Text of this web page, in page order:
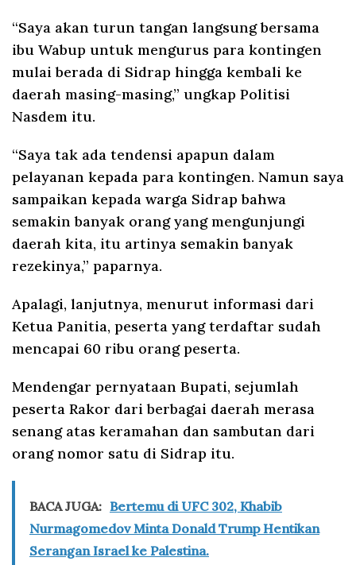
“Saya akan turun tangan langsung bersama
ibu Wabup untuk mengurus para kontingen
mulai berada di Sidrap hingga kembali ke
daerah masing-masing,” ungkap Politisi
Nasdem itu.
“Saya tak ada tendensi apapun dalam
pelayanan kepada para kontingen. Namun saya
sampaikan kepada warga Sidrap bahwa
semakin banyak orang yang mengunjungi
daerah kita, itu artinya semakin banyak
rezekinya,” paparnya.
Apalagi, lanjutnya, menurut informasi dari
Ketua Panitia, peserta yang terdaftar sudah
mencapai 60 ribu orang peserta.
Mendengar pernyataan Bupati, sejumlah
peserta Rakor dari berbagai daerah merasa
senang atas keramahan dan sambutan dari
orang nomor satu di Sidrap itu.
BACA JUGA: Bertemu di UFC 302, Khabib
Nurmagomedov Minta Donald Trump Hentikan
Serangan Israel ke Palestina.